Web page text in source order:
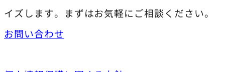
イズします。まずはお気軽にご相談ください。
お問い合わせ